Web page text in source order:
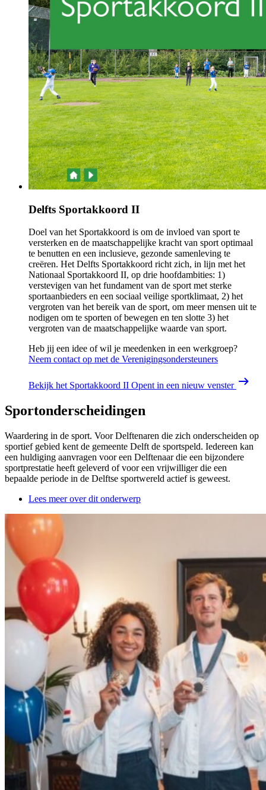
Delfts Sportakkoord II
Doel van het Sportakkoord is om de invloed van sport te
versterken en de maatschappelijke kracht van sport optimaal
te benutten en een inclusieve, gezonde samenleving te
creëren. Het Delfts Sportakkoord richt zich, in lijn met het
Nationaal Sportakkoord II, op drie hoofdambities: 1)
verstevigen van het fundament van de sport met sterke
sportaanbieders en een sociaal veilige sportklimaat, 2) het
vergroten van het bereik van de sport, om meer mensen uit te
nodigen om te sporten of bewegen en ten slotte 3) het
vergroten van de maatschappelijke waarde van sport.
Heb jij een idee of wil je meedenken in een werkgroep?
Neem contact op met de Verenigingsondersteuners
Bekijk het Sportakkoord II Opent in een nieuw venster
Sportonderscheidingen
Waardering in de sport. Voor Delftenaren die zich onderscheiden op
sportief gebied kent de gemeente Delft de sportspeld. Iedereen kan
een huldiging aanvragen voor een Delftenaar die een bijzondere
sportprestatie heeft geleverd of voor een vrijwilliger die een
bepaalde periode in de Delftse sportwereld actief is geweest.
Lees meer over dit onderwerp